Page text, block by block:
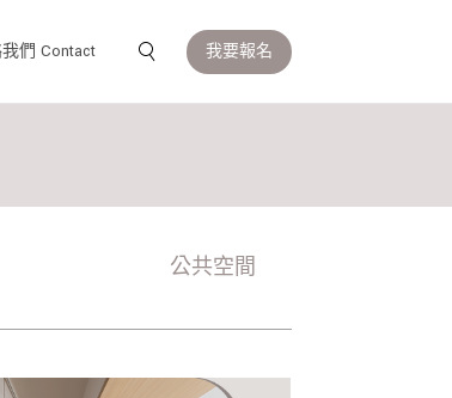
們 Contact 我要報名
公共空間